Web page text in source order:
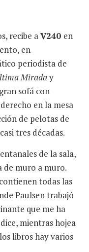
recibe aV240 en
en
periodista de
Miraday
sofá con
en la mesa
de pelotas de
tres décadas.
de la sala,
de muro a muro.
todas las
Paulsen trabajó
que me ha
mientras hojea
libros hay varios